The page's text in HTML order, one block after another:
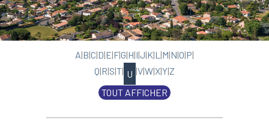
A|B|C|D|E|F|G|H|I|J|K|L |M|N|O|P|
Q|R|S|T| U |V|W|X|Y|Z
TOUT AFFICHER